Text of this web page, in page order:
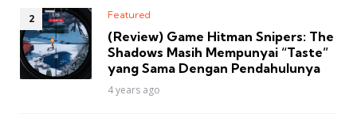
Featured
(Review) Game Hitman Snipers: The
Shadows Masih Mempunyai “Taste”
yang Sama Dengan Pendahulunya
4 years ago